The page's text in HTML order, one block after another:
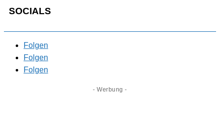
SOCIALS
Folgen
Folgen
Folgen
- Werbung -